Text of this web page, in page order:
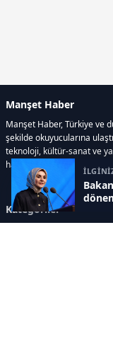
Manşet Haber
Manşet Haber, Türkiye ve
şekilde okuyucularına
teknoloji, kültür-sanat ve
haberler sunar.
Kategoriler